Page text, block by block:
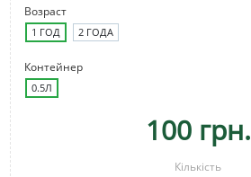
Возраст
1 ГОД 2 ГОДА
Контейнер
0.5Л
100 грн.
Кількість